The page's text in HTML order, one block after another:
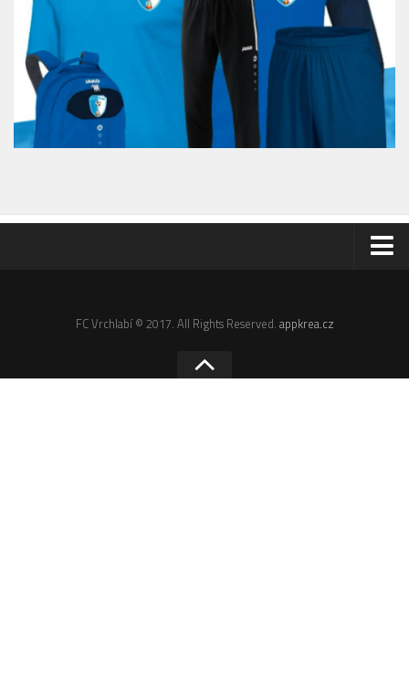
FC Vrchlabí © 2017. All Rights Reserved. appkrea.cz